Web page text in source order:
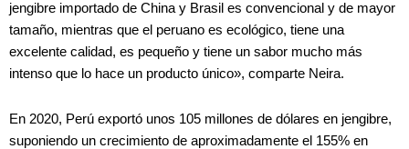
jengibre importado de China y Brasil es convencional y de mayor
tamaño, mientras que el peruano es ecológico, tiene una
excelente calidad, es pequeño y tiene un sabor mucho más
intenso que lo hace un producto único», comparte Neira.
En 2020, Perú exportó unos 105 millones de dólares en jengibre,
suponiendo un crecimiento de aproximadamente el 155% en